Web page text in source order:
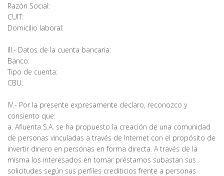
Razón Social:
CUIT:
Domicilio laboral:
III.- Datos de la cuenta bancaria:
Banco:
Tipo de cuenta:
CBU:
IV.- Por la presente expresamente declaro, reconozco y
consiento que:
a. Afluenta S.A. se ha propuesto la creación de una comunidad
de personas vinculadas a través de Internet con el propósito de
invertir dinero en personas en forma directa. A través de la
misma los interesados en tomar préstamos subastan sus
solicitudes según sus perfiles crediticios frente a personas